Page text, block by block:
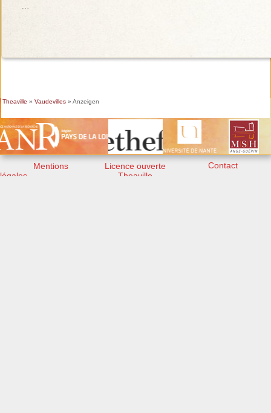
…
Theaville » Vaudevilles» Anzeigen
Mentions
légales
Licence ouverte
Theaville
Contact